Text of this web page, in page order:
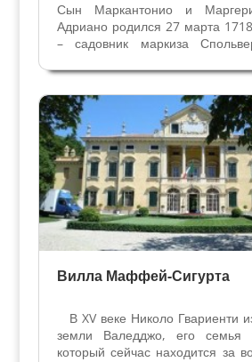
Сын Маркантонио и
Адриано родился 27 марта
– садовник маркиза
архитектуре. Маркиз
Адриано в круг
просветителей. В начале...
Виллы и дворцы
Скрытая Верона
Вилла Маффей-Сигурта
В XV веке Николо Гвариенти
земли Валедджо, его
который сейчас находится за